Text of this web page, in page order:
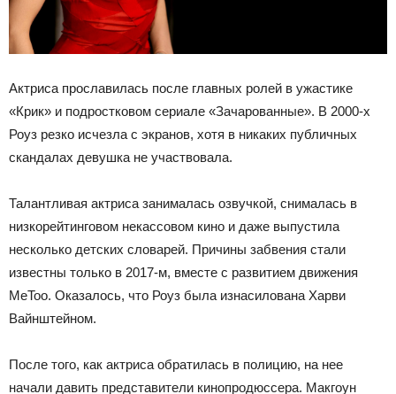
Актриса прославилась после главных ролей в ужастике
«Крик» и подростковом сериале «Зачарованные». В 2000-х
Роуз резко исчезла с экранов, хотя в никаких публичных
скандалах девушка не участвовала.
Талантливая актриса занималась озвучкой, снималась в
низкорейтинговом некассовом кино и даже выпустила
несколько детских словарей. Причины забвения стали
известны только в 2017-м, вместе с развитием движения
MeToo. Оказалось, что Роуз была изнасилована Харви
Вайнштейном.
После того, как актриса обратилась в полицию, на нее
начали давить представители кинопродюссера. Макгоун